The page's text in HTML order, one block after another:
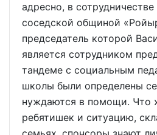
адресно, в
соседской общиной
председатель которой
является сотрудником
тандеме с социальным
школы были определены
нуждаются в помощи. Что
ребятишек и ситуацию,